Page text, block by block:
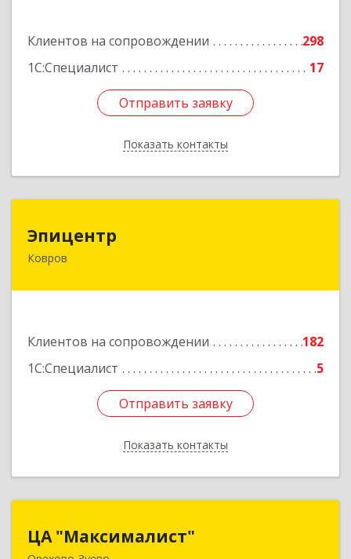
Клиентов на сопровождении
298
1С:Специалист
17
Отправить заявку
Показать контакты
Отправить заявку
Назад
Эпицентр
Ковров
Клиентов на сопровождении
182
1С:Специалист
5
Отправить заявку
Показать контакты
601900, Владимирская обл, Ковров г, Барсукова
Отправить заявку
Назад
ЦА "Максималист"